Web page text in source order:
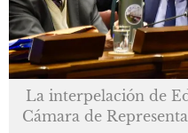
La interpelación de
Cámara de